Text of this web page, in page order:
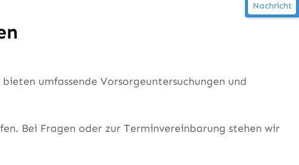
umfassende Vorsorgeuntersuchungen und
Bei Fragen oder zur Terminvereinbarung stehen wir
Nachricht